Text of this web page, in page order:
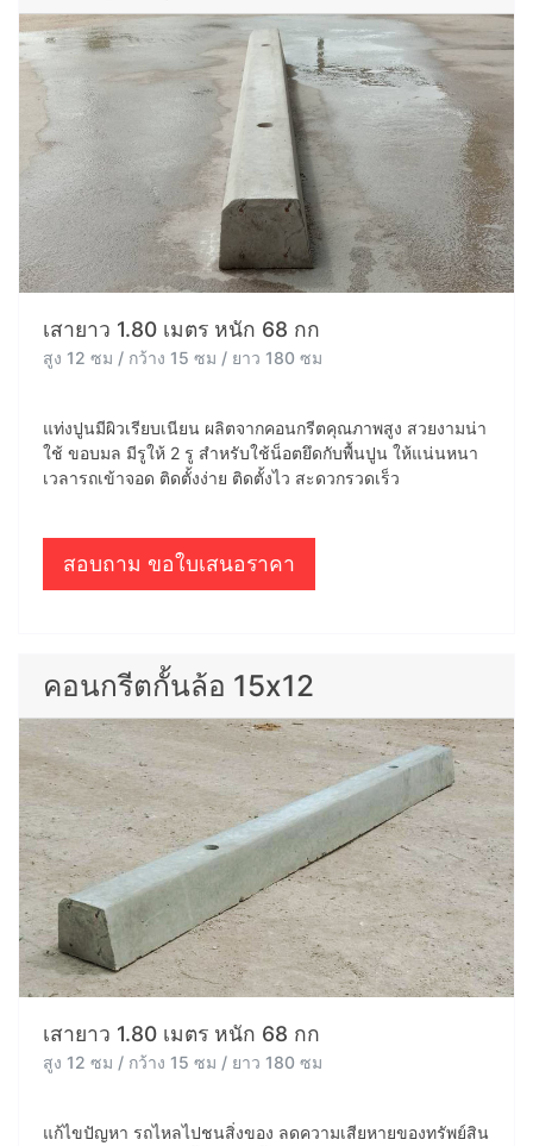
เสายาว 1.80 เมตร หนัก 68 กก
สูง 12 ซม / กว้าง 15 ซม / ยาว 180 ซม
แท่งปูนมีผิวเรียบเนียน ผลิตจากคอนกรีตคุณภาพสูง สวยงามน่า
ใช้ ขอบมล มีรูให้ 2 รู สำหรับใช้น็อตยึดกับพื้นปูน ให้แน่นหนา
เวลารถเข้าจอด ติดตั้งง่าย ติดตั้งไว สะดวกรวดเร็ว
สอบถาม ขอใบเสนอราคา
คอนกรีตกั้นล้อ 15x12
เสายาว 1.80 เมตร หนัก 68 กก
สูง 12 ซม / กว้าง 15 ซม / ยาว 180 ซม
แก้ไขปัญหา รถไหลไปชนสิ่งของ ลดความเสียหายของทรัพย์สิน